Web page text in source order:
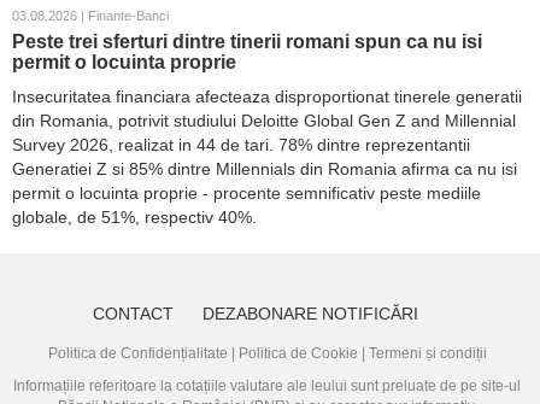
03.08.2026 | Finante-Banci
Peste trei sferturi dintre tinerii romani spun ca nu isi
permit o locuinta proprie
Insecuritatea financiara afecteaza disproportionat tinerele generatii
din Romania, potrivit studiului Deloitte Global Gen Z and Millennial
Survey 2026, realizat in 44 de tari. 78% dintre reprezentantii
Generatiei Z si 85% dintre Millennials din Romania afirma ca nu isi
permit o locuinta proprie - procente semnificativ peste mediile
globale, de 51%, respectiv 40%.
CONTACT DEZABONARE NOTIFICĂRI
Politica de Confidențialitate Politica de Cookie
Termeni și condiții
Informațiile referitoare la cotațiile valutare ale leului sunt preluate de pe site-ul